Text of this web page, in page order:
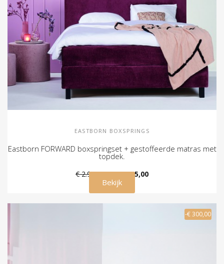
EASTBORN BOXSPRINGS
Eastborn FORWARD boxspringset + gestoffeerde matras met
topdek.
€ 2.995,00 € 2.695,00
Bekijk
-€ 300,00